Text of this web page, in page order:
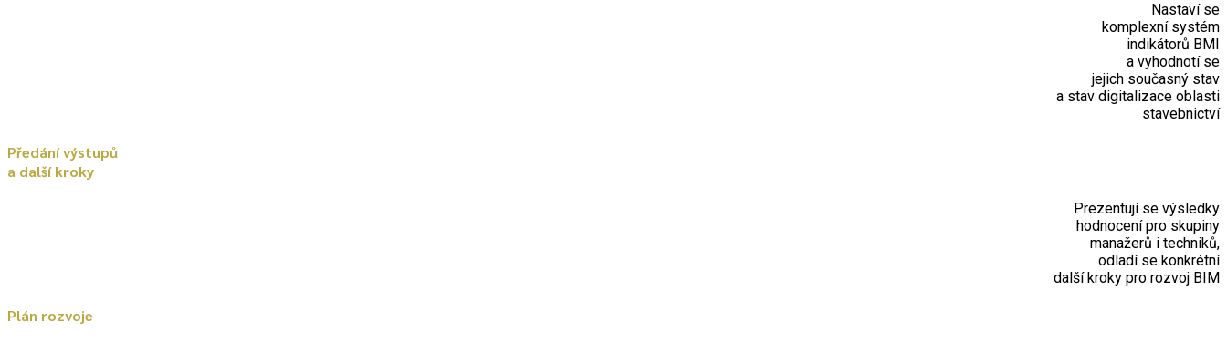
Nastaví se
komplexní systém
indikátorů BMI
a vyhodnotí se
jejich současný stav
a stav digitalizace oblasti
stavebnictví
Předání výstupů
a další kroky
Prezentují se výsledky
hodnocení pro skupiny
manažerů i techniků,
odladí se konkrétní
další kroky pro rozvoj BIM
Plán rozvoje